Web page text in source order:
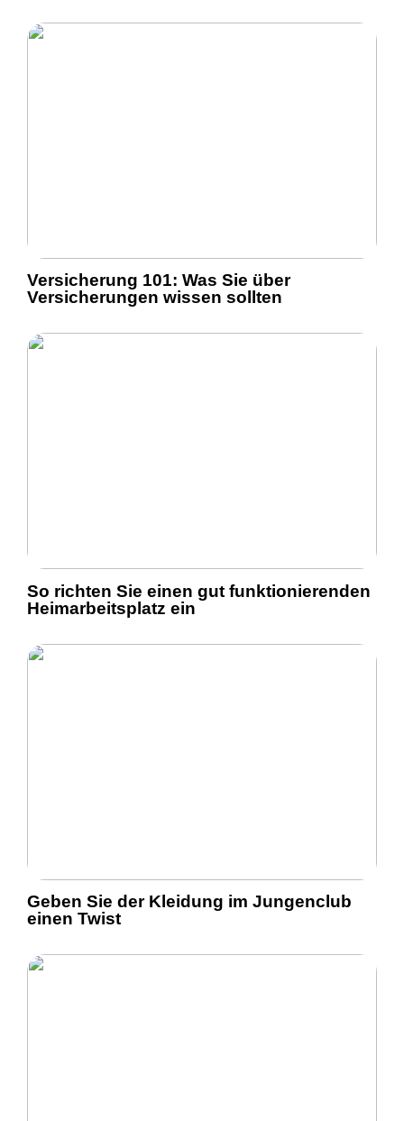
Versicherung 101: Was Sie über
Versicherungen wissen sollten
So richten Sie einen gut funktionierenden
Heimarbeitsplatz ein
Geben Sie der Kleidung im Jungenclub
einen Twist